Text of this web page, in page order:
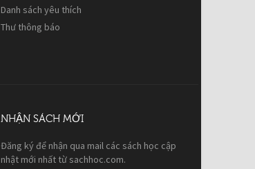
Danh sách yêu thích
Thư thông báo
NHẬN SÁCH MỚI
Đăng ký để nhận qua mail các sách học cập
nhật mới nhất từ sachhoc.com.